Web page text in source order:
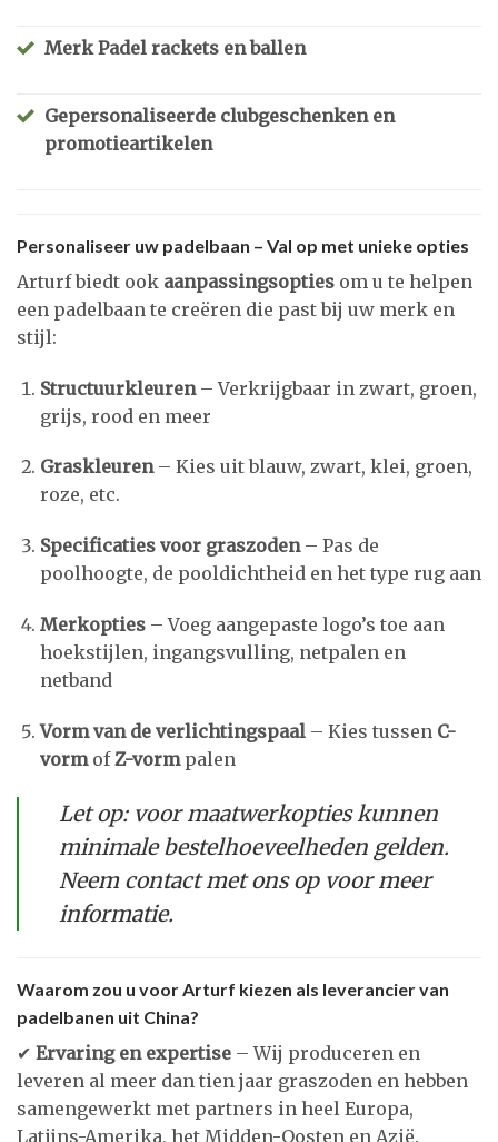
Merk Padel rackets en ballen
Gepersonaliseerde clubgeschenken en
promotieartikelen
Personaliseer uw padelbaan – Val op met unieke opties
Arturf biedt ook aanpassingsopties om u te helpen
een padelbaan te creëren die past bij uw merk en
stijl:
Structuurkleuren– Verkrijgbaar in zwart, groen,
grijs, rood en meer
Graskleuren– Kies uit blauw, zwart, klei, groen,
roze, etc.
Specificaties voor graszoden– Pas de
poolhoogte, de pooldichtheid en het type rug aan
Merkopties– Voeg aangepaste logo’s toe aan
hoekstijlen, ingangsvulling, netpalen en
netband
Vorm van de verlichtingspaal– Kies tussen C-
vormofZ-vormpalen
Let op: voor maatwerkopties kunnen
minimale bestelhoeveelheden gelden.
Neem contact met ons op voor meer
informatie.
Waarom zou u voor Arturf kiezen als leverancier van
padelbanen uit China?
✔ Ervaring en expertise – Wij produceren en
leveren al meer dan tien jaar graszoden en hebben
samengewerkt met partners in heel Europa,
Latijns-Amerika, het Midden-Oosten en Azië.